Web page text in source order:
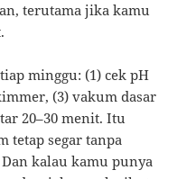
terutama jika kamu
minggu: (1) cek pH
(3) vakum dasar
20–30 menit. Itu
tetap segar tanpa
kalau kamu punya